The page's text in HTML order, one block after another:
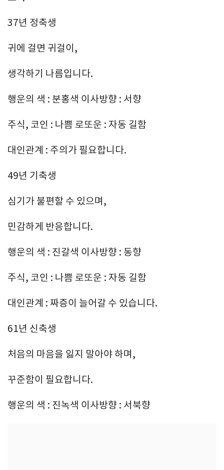
37년 정축생
귀에 걸면 귀걸이,
생각하기 나름입니다.
행운의 색 : 분홍색 이사방향 : 서향
주식, 코인 : 나쁨 로또운 : 자동 길함
대인관계 : 주의가 필요합니다.
49년 기축생
심기가 불편할 수 있으며,
민감하게 반응합니다.
행운의 색 : 진갈색 이사방향 : 동향
주식, 코인 : 나쁨 로또운 : 자동 길함
대인관계 : 짜증이 늘어갈 수 있습니다.
61년 신축생
처음의 마음을 잃지 말아야 하며,
꾸준함이 필요합니다.
행운의 색 : 진녹색 이사방향 : 서북향